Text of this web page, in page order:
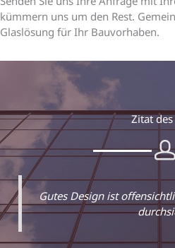
kümmern uns um den Rest.
Glaslösung für Ihr Bauvorhaben.
Zitat des
Gutes Design ist